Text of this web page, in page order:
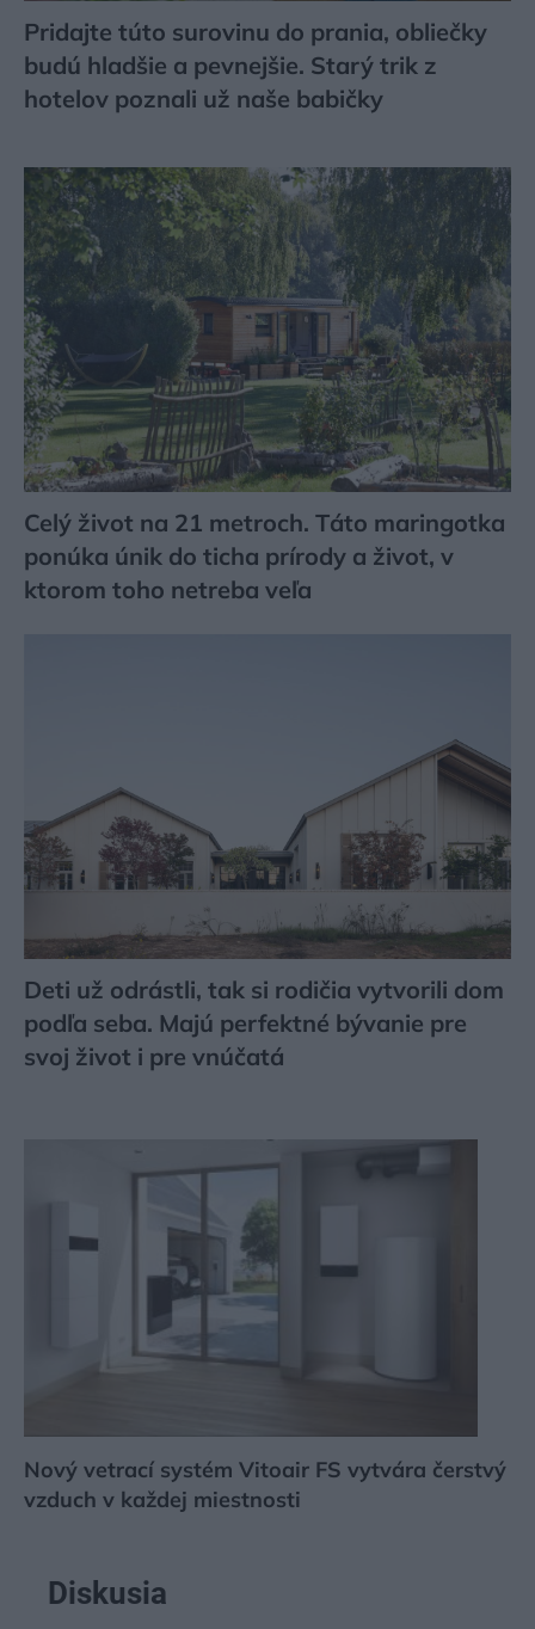
Pridajte túto surovinu do prania, obliečky
budú hladšie a pevnejšie. Starý trik z
hotelov poznali už naše babičky
Celý život na 21 metroch. Táto maringotka
ponúka únik do ticha prírody a život, v
ktorom toho netreba veľa
Deti už odrástli, tak si rodičia vytvorili dom
podľa seba. Majú perfektné bývanie pre
svoj život i pre vnúčatá
Nový vetrací systém Vitoair FS vytvára čerstvý
vzduch v každej miestnosti
Diskusia